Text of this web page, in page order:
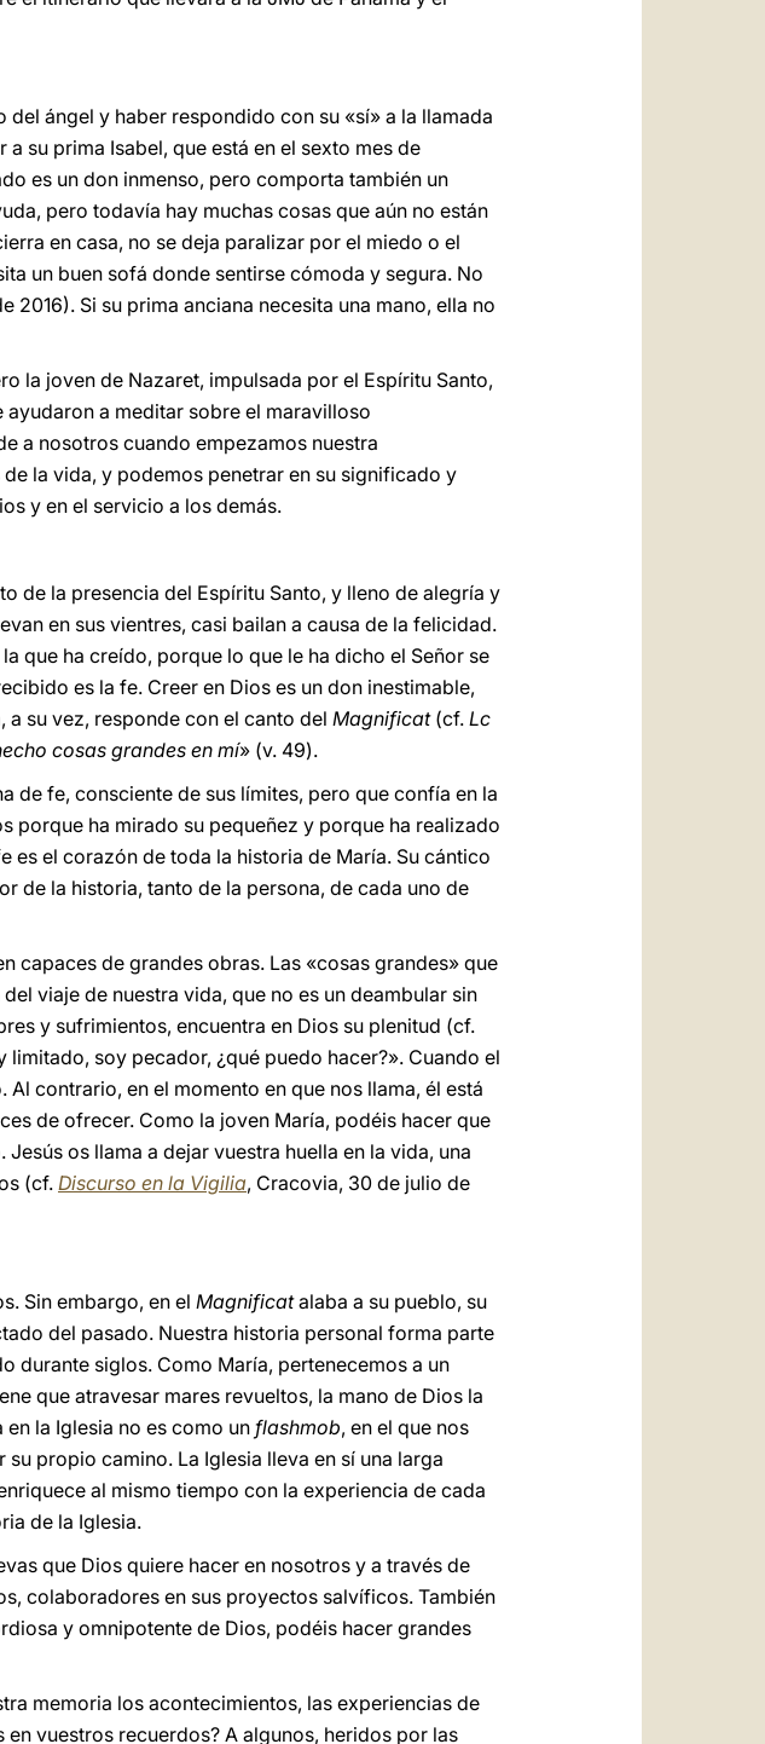
ángel y haber respondido con su «sí» a la llamada
su prima Isabel, que está en el sexto mes de
es un don inmenso, pero comporta también un
pero todavía hay muchas cosas que aún no están
en casa, no se deja paralizar por el miedo o el
un buen sofá donde sentirse cómoda y segura. No
2016). Si su prima anciana necesita una mano, ella no
la joven de Nazaret, impulsada por el Espíritu Santo,
ayudaron a meditar sobre el maravilloso
a nosotros cuando empezamos nuestra
la vida, y podemos penetrar en su significado y
y en el servicio a los demás.
de la presencia del Espíritu Santo, y lleno de alegría y
en sus vientres, casi bailan a causa de la felicidad.
que ha creído, porque lo que le ha dicho el Señor se
es la fe. Creer en Dios es un don inestimable,
su vez, responde con el canto del Magnificat(cf. Lc
cosas grandes en mí» (v. 49).
de fe, consciente de sus límites, pero que confía en la
porque ha mirado su pequeñez y porque ha realizado
es el corazón de toda la historia de María. Su cántico
de la historia, tanto de la persona, de cada uno de
capaces de grandes obras. Las «cosas grandes» que
viaje de nuestra vida, que no es un deambular sin
y sufrimientos, encuentra en Dios su plenitud (cf.
limitado, soy pecador, ¿qué puedo hacer?». Cuando el
contrario, en el momento en que nos llama, él está
de ofrecer. Como la joven María, podéis hacer que
os llama a dejar vuestra huella en la vida, una
(cf. Discurso en la Vigilia, Cracovia, 30 de julio de
Sin embargo, en el Magnificatalaba a su pueblo, su
del pasado. Nuestra historia personal forma parte
durante siglos. Como María, pertenecemos a un
que atravesar mares revueltos, la mano de Dios la
la Iglesia no es como unflashmob, en el que nos
propio camino. La Iglesia lleva en sí una larga
al mismo tiempo con la experiencia de cada
de la Iglesia.
que Dios quiere hacer en nosotros y a través de
colaboradores en sus proyectos salvíficos. También
y omnipotente de Dios, podéis hacer grandes
memoria los acontecimientos, las experiencias de
vuestros recuerdos? A algunos, heridos por las